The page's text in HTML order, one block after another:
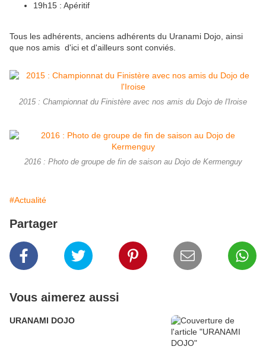
19h15 : Apéritif
Tous les adhérents, anciens adhérents du Uranami Dojo, ainsi
que nos amis d'ici et d'ailleurs sont conviés.
2015 : Championnat du Finistère avec nos amis du Dojo de l'Iroise
2016 : Photo de groupe de fin de saison au Dojo de Kermenguy
#Actualité
Partager
Vous aimerez aussi
URANAMI DOJO